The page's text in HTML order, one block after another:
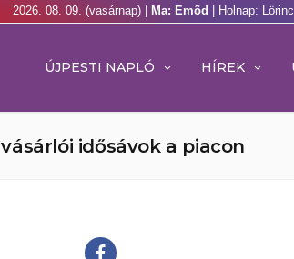
2026. 08. 09. (vasárnap) | Ma: Emõd | Holnap: Lörinc
ÚJPESTI NAPLÓ HÍREK
idősávok a piacon